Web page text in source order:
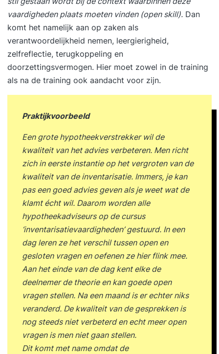
vaardigheden plaats moeten vinden (open skill). Dan
komt het namelijk aan op zaken als
verantwoordelijkheid nemen, leergierigheid,
zelfreflectie, terugkoppeling en
doorzettingsvermogen. Hier moet zowel in de training
als na de training ook aandacht voor zijn.
Praktijkvoorbeeld
Een grote hypotheekverstrekker wil de
kwaliteit van het advies verbeteren. Men richt
zich in eerste instantie op het vergroten van de
kwaliteit van de inventarisatie. Immers, je kan
pas een goed advies geven als je weet wat de
klamt écht wil. Daarom worden alle
hypotheekadviseurs op de cursus
‘inventarisatievaardigheden’ gestuurd. In een
dag leren ze het verschil tussen open en
gesloten vragen en oefenen ze hier flink mee.
Aan het einde van de dag kent elke de
deelnemer de theorie en kan goede open
vragen stellen. Na een maand is er echter niks
veranderd. De kwaliteit van de gesprekken is
nog steeds niet verbeterd en echt meer open
vragen is men niet gaan stellen.
Dit komt met name omdat de